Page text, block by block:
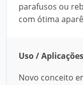
parafusos ou
com ótima
Uso / Aplicações
Novo conceito